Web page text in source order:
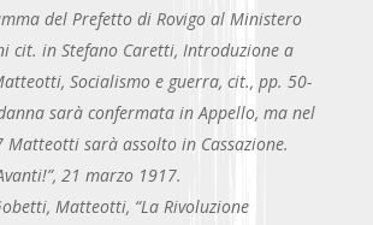
del Prefetto di Rovigo al Ministero
cit. in Stefano Caretti, Introduzione a
Socialismo e guerra, cit., pp. 50-
sarà confermata in Appello, ma nel
Matteotti sarà assolto in Cassazione.
21 marzo 1917.
Matteotti, “La Rivoluzione